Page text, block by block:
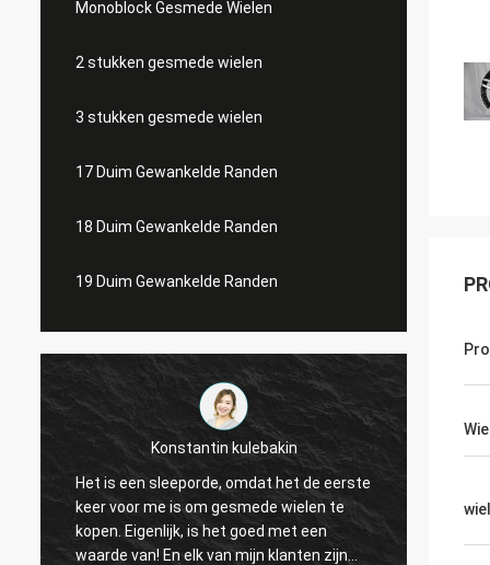
Monoblock Gesmede Wielen
2 stukken gesmede wielen
3 stukken gesmede wielen
17 Duim Gewankelde Randen
18 Duim Gewankelde Randen
19 Duim Gewankelde Randen
Konstantin kulebakin
Het is een sleeporde, omdat het de eerste
keer voor me is om gesmede wielen te
kopen. Eigenlijk, is het goed met een
waarde van! En elk van mijn klanten zijn